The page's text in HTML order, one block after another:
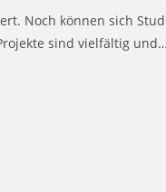
Noch können sich
sind vielfältig und…